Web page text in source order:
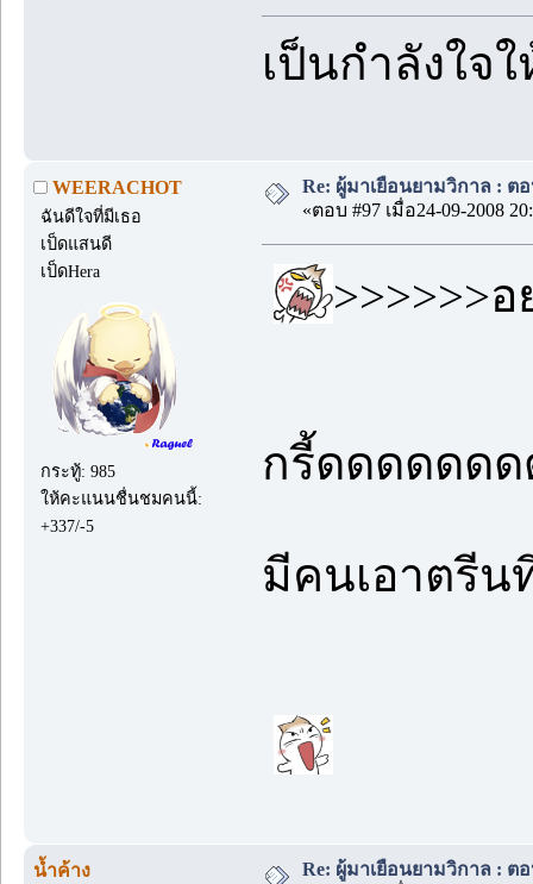
เป็นกำลังใจ
WEERACHOT
ฉันดีใจที่มีเธอ
เป็ดแสนดี
เป็ดHera
กระทู้: 985
ให้คะแนนชื่นชมคนนี้:
+337/-5
Re: ผู้มาเยือนยามวิกาล : ต
«ตอบ #97 เมื่อ24-09-2008
>>>>>>
กรี้ดดดดดด
มีคนเอาตรี
น้ำค้าง
Re: ผู้มาเยือนยามวิกาล : ต